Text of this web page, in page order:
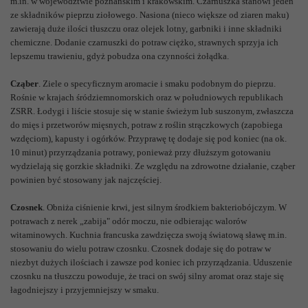
ze składników pieprzu ziołowego. Nasiona (nieco większe od ziaren maku)
zawierają duże ilości tłuszczu oraz olejek lotny, garbniki i inne składniki
chemiczne. Dodanie czarnuszki do potraw ciężko, strawnych sprzyja ich
lepszemu trawieniu, gdyż pobudza ona czynności żołądka.
Cząber. Ziele o specyficznym aromacie i smaku podobnym do pieprzu.
Rośnie w krajach śródziemnomorskich oraz w południowych republikach
ZSRR. Łodygi i liście stosuje się w stanie świeżym lub suszonym, zwłaszcza
do mięs i przetworów mięsnych, potraw z roślin strączkowych (zapobiega
wzdęciom), kapusty i ogórków. Przyprawę tę dodaje się pod koniec (na ok.
10 minut) przyrządzania potrawy, ponieważ przy dłuższym gotowaniu
wydzielają się gorzkie składniki. Ze względu na zdrowotne działanie, cząber
powinien być stosowany jak najczęściej.
Czosnek. Obniża ciśnienie krwi, jest silnym środkiem bakteriobójczym. W
potrawach z nerek „zabija" odór moczu, nie odbierając walorów
witaminowych. Kuchnia francuska zawdzięcza swoją światową sławę m.in.
stosowaniu do wielu potraw czosnku. Czosnek dodaje się do potraw w
niezbyt dużych ilościach i zawsze pod koniec ich przyrządzania. Uduszenie
czosnku na tłuszczu powoduje, że traci on swój silny aromat oraz staje się
łagodniejszy i przyjemniejszy w smaku.